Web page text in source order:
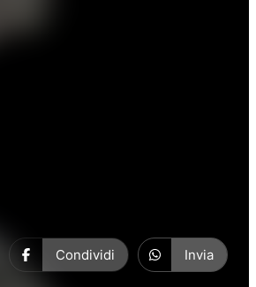
Condividi Invia